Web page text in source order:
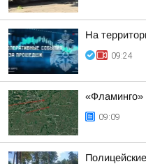
На
09:24
«Фламинго»
09:09